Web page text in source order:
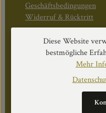
Geschäftsbedingungen
Widerruf & Rücktritt
Öffnungszeiten:
Mo–Do: 08:30–17:00
Fr: 08:30–12:30 Uhr
Diese Website
bestmögliche
Mehr